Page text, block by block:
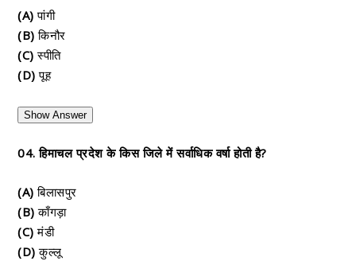
(A) पांगी
(B) किनौर
(C) स्पीति
(D) पूह
Show Answer
04. हिमाचल प्रदेश के किस जिले में सर्वाधिक वर्षा होती है?
(A) बिलासपुर
(B) काँगड़ा
(C) मंडी
(D) कुल्लू